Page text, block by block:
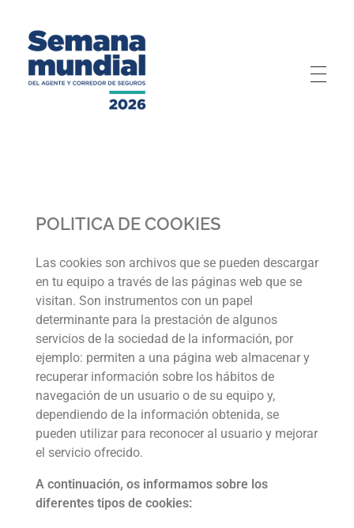
POLITICA DE COOKIES
Las cookies son archivos que se pueden descargar
en tu equipo a través de las páginas web que se
visitan. Son instrumentos con un papel
determinante para la prestación de algunos
servicios de la sociedad de la información, por
ejemplo: permiten a una página web almacenar y
recuperar información sobre los hábitos de
navegación de un usuario o de su equipo y,
dependiendo de la información obtenida, se
pueden utilizar para reconocer al usuario y mejorar
el servicio ofrecido.
A continuación, os informamos sobre los
diferentes tipos de cookies: